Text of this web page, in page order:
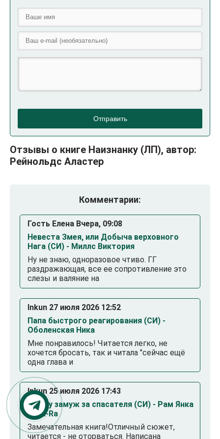
Отправить
Отзывы о книге Наизнанку (ЛП), автор:
Рейнольдс Аластер
Комментарии:
Гость Елена Вчера, 09:08
Невеста Змея, или Добыча верховного
Нага (СИ) - Миллс Виктория
Ну не знаю, одноразовое чтиво. ГГ
раздражающая, все ее сопротивление это
слезы и валяние на
Inkun 27 июля 2026 12:52
Папа быстрого реагирования (СИ) -
Оболенская Ника
Мне понравилось! Читается легко, не
хочется бросать, так и читала "сейчас ещё
одна глава и
Inkun 25 июля 2026 17:43
Выйду замуж за спасателя (СИ) - Рам Янка
Янка-Ra
Замечательная книга!Отличный сюжет,
читается - не оторваться. Написана